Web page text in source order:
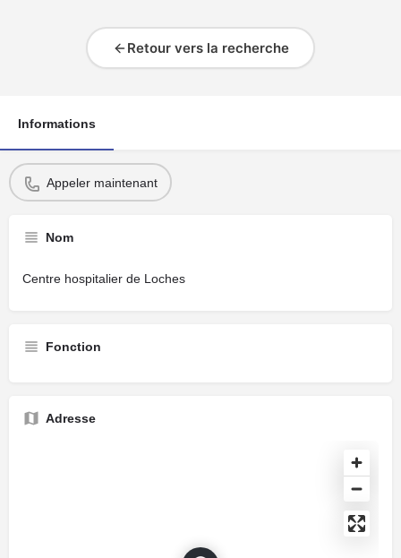
Retour vers la recherche
Informations
Appeler maintenant
Nom
Centre hospitalier de Loches
Fonction
Adresse